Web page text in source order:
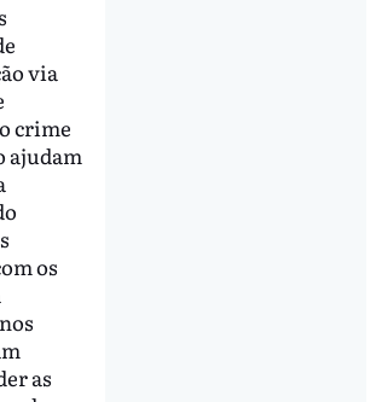
via
crime
ajudam
os
as